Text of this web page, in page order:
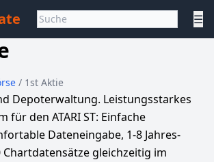
☰
/ 1st Aktie
Depoterwaltung. Leistungsstarkes
für den ATARI ST: Einfache
Dateneingabe, 1-8 Jahres-
Chartdatensätze gleichzeitig im